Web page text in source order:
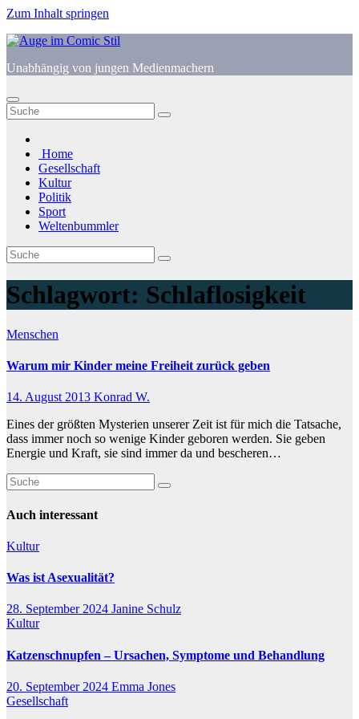
Zum Inhalt springen
Unabhängig von jungen Medienmachern
Home
Gesellschaft
Kultur
Politik
Sport
Weltenbummler
Schlagwort: Schlaflosigkeit
Menschen
Warum mir Kinder meine Freiheit zurück geben
14. August 2013 Konrad W.
Eines der größten Mysterien unserer Zeit ist für mich die Tatsache,
dass immer noch so wenige Kinder geboren werden. Sie geben
Energie und Kraft, sie sind immer da und bescheren…
Auch interessant
Kultur
Was ist Asexualität?
28. September 2024 Janine Schulz
Kultur
Katzenschnupfen – Ursachen, Symptome und Behandlung
20. September 2024 Emma Jones
Gesellschaft